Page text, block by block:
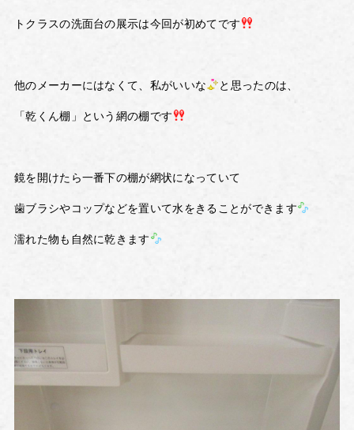
トクラスの洗面台の展示は今回が初めてです
他のメーカーにはなくて、私がいいな と思ったのは、
「乾くん棚」という網の棚です
鏡を開けたら一番下の棚が網状になっていて
歯ブラシやコップなどを置いて水をきることができます
濡れた物も自然に乾きます